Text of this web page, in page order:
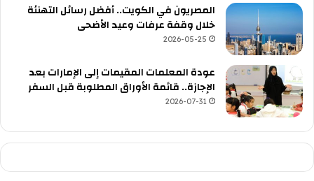
المصريون في الكويت.. أفضل رسائل التهنئة
خلال وقفة عرفات وعيد الأضحى
2026-05-25
عودة المعلمات المقيمات إلى الإمارات بعد
الإجازة.. قائمة الأوراق المطلوبة قبل السفر
2026-07-31